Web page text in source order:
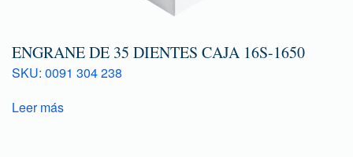
ENGRANE DE 35 DIENTES CAJA 16S-1650
SKU: 0091 304 238
Leer más